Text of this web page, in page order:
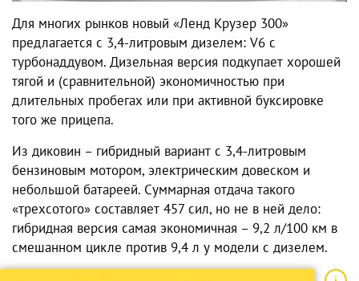
Для многих рынков новый «Ленд Крузер 300»
предлагается с 3,4-литровым дизелем: V6 с
турбонаддувом. Дизельная версия подкупает хорошей
тягой и (сравнительной) экономичностью при
длительных пробегах или при активной буксировке
того же прицепа.
Из диковин – гибридный вариант с 3,4-литровым
бензиновым мотором, электрическим довеском и
небольшой батареей. Суммарная отдача такого
«трехсотого» составляет 457 сил, но не в ней дело:
гибридная версия самая экономичная – 9,2 л/100 км в
смешанном цикле против 9,4 л у модели с дизелем.